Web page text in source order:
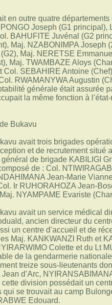
en outre quatre
Joseph (G1 principal),
BAHUFITE Juvénal (G2
Maj. NZABONIMPA Joseph
Maj. NERETSE
Maj. TWAMBAZE Aloys
Col. SEBAHIRE Antoine
RWAMANYWA Augustin
générale était assurée
la même fonction à
Bukavu
avait trois brigades
et de recrutement situé
de brigade KABILIGI
de : Col.
Jean-Marie
Ir RUHORAHOZA Jean-
NYAMPAME Evariste
avait un service médical
ancien directeur du
un centre d’accueil et de
Maj. KANKWANZI Ruth et
Colette et du Lt
de la gendarmerie
treize sous-lieutenants
d’Arc,
division possédait un
qui se trouvait au camp
Edouard.